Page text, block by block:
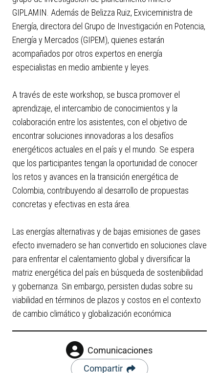
GIPLAMIN. Además de Belizza Ruiz, Exviceministra de
Energía, directora del Grupo de Investigación en Potencia,
Energía y Mercados (GIPEM), quienes estarán
acompañados por otros expertos en energía
especialistas en medio ambiente y leyes.
A través de este workshop, se busca promover el
aprendizaje, el intercambio de conocimientos y la
colaboración entre los asistentes, con el objetivo de
encontrar soluciones innovadoras a los desafíos
energéticos actuales en el país y el mundo. Se espera
que los participantes tengan la oportunidad de conocer
los retos y avances en la transición energética de
Colombia, contribuyendo al desarrollo de propuestas
concretas y efectivas en esta área.
Las energías alternativas y de bajas emisiones de gases
efecto invernadero se han convertido en soluciones clave
para enfrentar el calentamiento global y diversificar la
matriz energética del país en búsqueda de sostenibilidad
y gobernanza. Sin embargo, persisten dudas sobre su
viabilidad en términos de plazos y costos en el contexto
de cambio climático y globalización económica
Comunicaciones
Compartir